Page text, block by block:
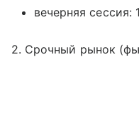
вечерняя сессия:
2. Срочный рынок